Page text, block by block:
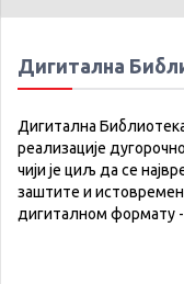
Дигитална
Дигитална
реализације
чији је циљ да се
заштите и
дигиталном формату -